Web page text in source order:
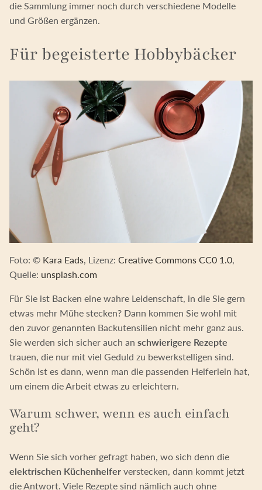
die Sammlung immer noch durch verschiedene Modelle
und Größen ergänzen.
Für begeisterte Hobbybäcker
Foto: © Kara Eads , Lizenz: Creative Commons CC0 1.0
Quelle: unsplash.com
Für Sie ist Backen eine wahre Leidenschaft, in die Sie gern
etwas mehr Mühe stecken? Dann kommen Sie wohl mit
den zuvor genannten Backutensilien nicht mehr ganz aus.
Sie werden sich sicher auch an schwierigere Rezepte
trauen, die nur mit viel Geduld zu bewerkstelligen sind.
Schön ist es dann, wenn man die passenden Helferlein hat,
um einem die Arbeit etwas zu erleichtern.
Warum schwer, wenn es auch einfach
geht?
Wenn Sie sich vorher gefragt haben, wo sich denn die
elektrischen Küchenhelfer verstecken, dann kommt jetzt
die Antwort. Viele Rezepte sind nämlich auch ohne